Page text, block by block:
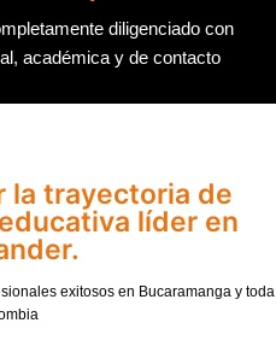
diligenciado con
académica y de contacto
la trayectoria de
líder en
exitosos en Bucaramanga y toda